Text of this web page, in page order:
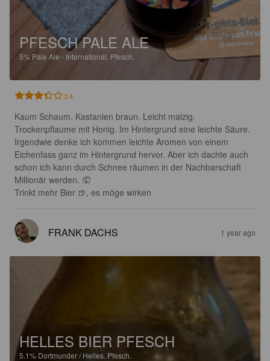
PFESCH PALE ALE
5% Pale Ale - International. Pfesch.
3.4
Kaum Schaum. Kastanien braun. Leicht malzig.
Trockenpflaume mit Honig. Im Hintergrund eine leichte Säure.
Irgendwie denke ich kommen leichte Aromen von einem
Eichenfass ganz im Hintergrund hervor. Aber ich dachte auch
schon ich kann durch Schnee räumen in der Nachbarschaft
Millionär werden. 🤦
Trinkt mehr Bier 🍺, es möge wirken
FRANK DACHS 1 year ago
HELLES BIER PFESCH
5.1% Dortmunder / Helles. Pfesch.